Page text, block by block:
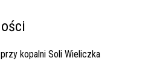
kopalni Soli Wieliczka